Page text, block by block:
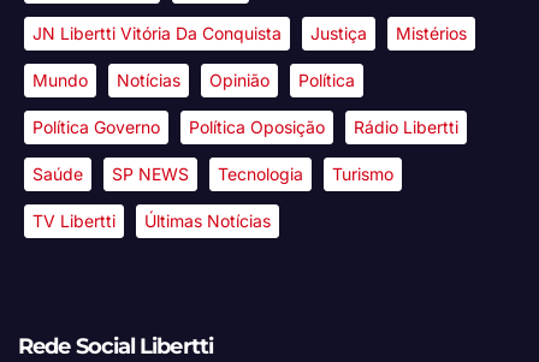
JN Libertti Vitória Da Conquista Justiça Mistérios
Mundo Notícias Opinião Política
Política Governo Política Oposição Rádio Libertti
Saúde SP NEWS Tecnologia Turismo
TV Libertti Últimas Notícias
Rede Social Libertti